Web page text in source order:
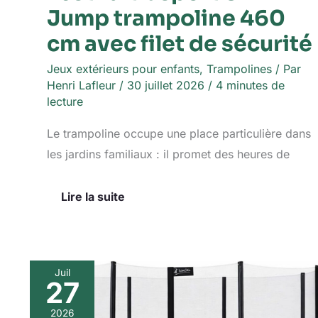
Jump trampoline 460
cm avec filet de sécurité
Jeux extérieurs pour enfants, Trampolines / Par
Henri Lafleur / 30 juillet 2026 / 4 minutes de
lecture
Le trampoline occupe une place particulière dans
les jardins familiaux : il promet des heures de
cm
avec
filet
sécurité
Lire la suite
Juil
27
2026
Test
: